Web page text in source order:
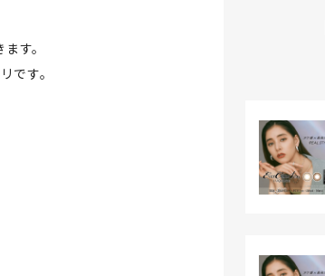
す。
です。